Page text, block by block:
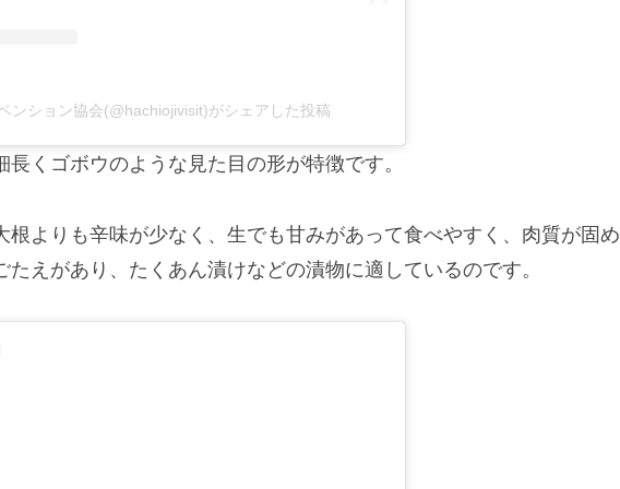
ンション協会(@hachiojivisit)がシェアした投稿
くゴボウのような見た目の形が特徴です。
根よりも辛味が少なく、生でも甘みがあって食べやすく、肉質が固め
たえがあり、たくあん漬けなどの漬物に適しているのです。